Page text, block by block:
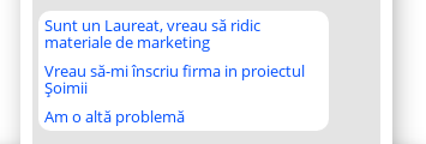
Sunt un Laureat, vreau să ridic
materiale de marketing
Vreau să-mi înscriu firma in proiectul
Șoimii
Am o altă problemă